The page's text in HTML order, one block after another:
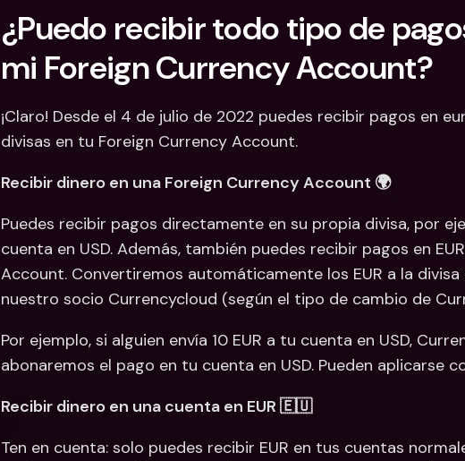
¿Puedo recibir todo tipo de
mi Foreign Currency Account?
¡Claro! Desde el 4 de julio de 2022 puedes recibir pagos en
divisas en tu Foreign Currency Account.
Recibir dinero en una Foreign Currency Account 🌍
Puedes recibir pagos directamente en su propia divisa, por
cuenta en USD. Además, también puedes recibir pagos en
Account. Convertiremos automáticamente los EUR a la
nuestro socio Currencycloud (según el tipo de cambio de
Por ejemplo, si alguien envía 10 EUR a tu cuenta en USD,
abonaremos el pago en tu cuenta en USD. Pueden aplicarse
Recibir dinero en una cuenta en EUR 🇪🇺
Ten en cuenta: solo puedes recibir EUR en tus cuentas